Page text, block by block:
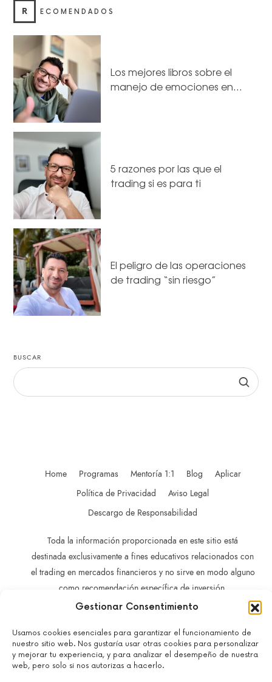
Gestionar Consentimiento
Usamos cookies esenciales para garantizar el funcionamiento de
nuestro sitio web. Nos gustaría usar otras cookies para personalizar
y mejorar tu experiencia, y para analizar el desempeño de nuestra
web, pero solo si nos autorizas a hacerlo.
R ECOMENDADOS
Los mejores libros sobre el
manejo de emociones en…
5 razones por las que el
trading si es para ti
El peligro de las operaciones
de trading “sin riesgo”
BUSCAR
Home Programas Mentoría 1:1 Blog
Aplicar
Política de Privacidad
Aviso Legal
Descargo de Responsabilidad
Toda la información proporcionada en este sitio está
destinada exclusivamente a fines educativos relacionados con
el trading en mercados financieros y no sirve en modo alguno
como recomendación específica de inversión,
recomendación comercial, análisis de oportunidades de
trading de instrumentos de inversión.
La información contenida en este sitio no está dirigida a
residentes en ningún país o jurisdicción en los que dicha